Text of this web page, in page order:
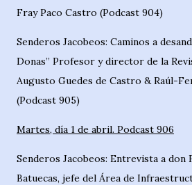
Fray Paco Castro (Podcast 904)
Senderos Jacobeos: Caminos a
Donas” Profesor y director de la
Augusto Guedes de Castro & Raúl-
(Podcast 905)
Martes, día 1 de abril. Podcast 906
Senderos Jacobeos: Entrevista a don
Batuecas, jefe del Área de